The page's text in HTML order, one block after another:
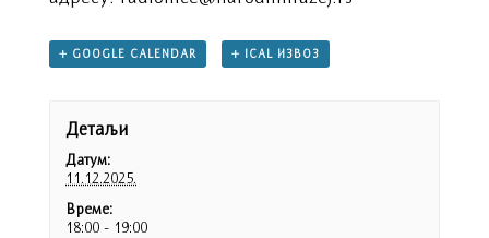
+ GOOGLE CALENDAR + ICAL ИЗВОЗ
Детаљи
Датум:
11.12.2025.
Време:
18:00 - 19:00